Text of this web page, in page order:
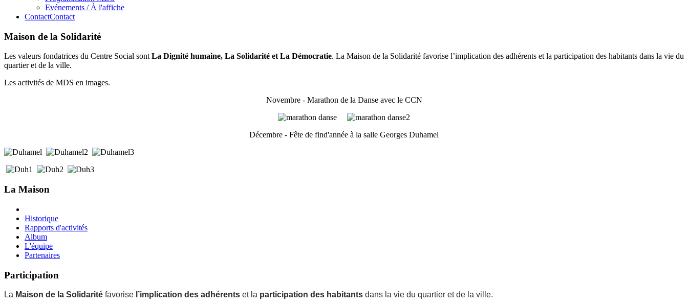
Evénements / À l'affiche
ContactContact
Maison de la Solidarité
Les valeurs fondatrices du Centre Social sontLa Dignité humaine, La Solidarité et La Démocratie. La Maison de la Solidarité favorise l’implication des adhérents et la participation des habitants dans la vie du
quartier et de la ville.
Les activités de MDS en images.
Novembre - Marathon de la Danse avec le CCN
Décembre - Fête de find'année à la salle Georges Duhamel
La Maison
Historique
Rapports d'activités
Album
L'équipe
Partenaires
Participation
La Maison de la Solidarité favorise l’implication des adhérents et la participation des habitants dans la vie du quartier et de la ville.